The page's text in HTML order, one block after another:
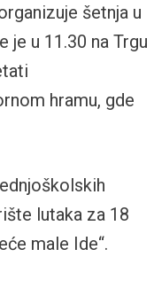
šetnja u
je u 11.30 na Trgu
hramu, gde
lutaka za 18
male Ide“.